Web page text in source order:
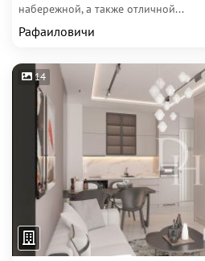
набережной, а также отличной...
Рафаиловичи
14